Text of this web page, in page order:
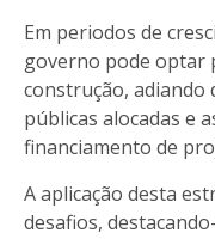
Em periodos de
governo pode optar
construção, adiando
públicas alocadas e
financiamento de
A aplicação desta
desafios,